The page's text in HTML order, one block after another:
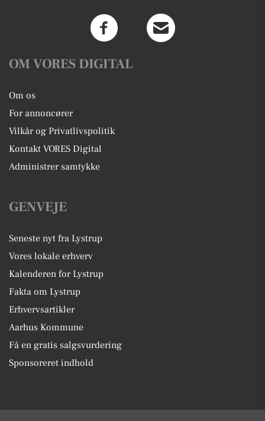
OM VORES DIGITAL
Om os
For annoncører
Vilkår og Privatlivspolitik
Kontakt VORES Digital
Administrer samtykke
GENVEJE
Seneste nyt fra Lystrup
Vores lokale erhverv
Kalenderen for Lystrup
Fakta om Lystrup
Erhvervsartikler
Aarhus Kommune
Få en gratis salgsvurdering
Sponsoreret indhold